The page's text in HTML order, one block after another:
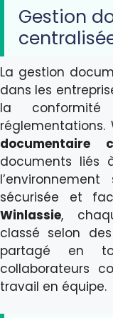
Gestion
La gestion
dans les
la
réglementations.
documentaire
documents liés
sécurisée et
Winlassie,
classé selon
partagé en
collaborateurs
travail en équipe.